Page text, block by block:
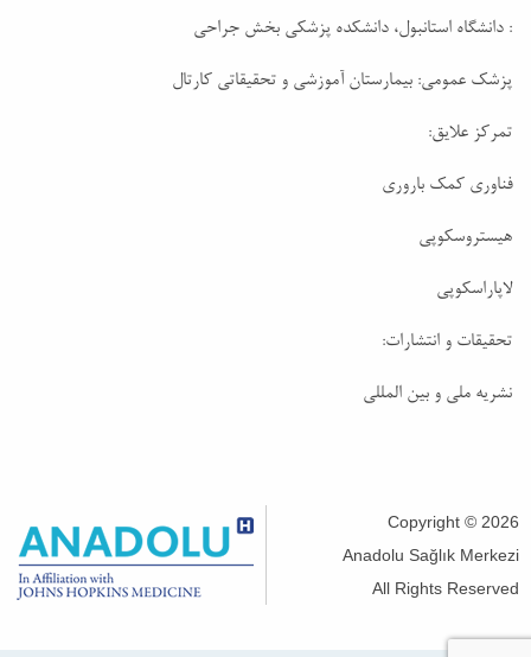
: دانشگاه استانبول، دانشکده پزشکی بخش جراحی
پزشک عمومی: بیمارستان آموزشی و تحقیقاتی کارتال
تمرکز علایق:
فناوری کمک باروری
هیستروسکوپی
لاپاراسکوپی
تحقیقات و انتشارات:
نشریه ملی و بین المللی
Copyright © 2026
Anadolu Sağlık Merkezi
All Rights Reserved